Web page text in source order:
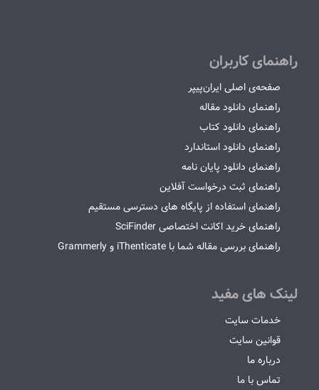
راهنمای کاربران
صفحه‌ی اصلی ایران‌پیپر
راهنمای دانلود مقاله
راهنمای دانلود کتاب
راهنمای دانلود استاندارد
راهنمای دانلود پایان نامه
راهنمای ثبت درخواست آفلاین
راهنمای استفاده از پایگاه های دسترسی مستقیم
راهنمای خرید اکانت اختصاصی SciFinder
راهنمای بررسی مقاله شما با iThenticate و Grammerly
لینک های مفید
خدمات سایت
قوانین سایت
درباره ما
تماس با ما